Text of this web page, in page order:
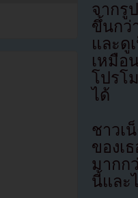
จากรู
ขึ้นกว่
และดู
เหมื
โปรโ
ได้
ชาวเ
ของเ
มากก
นี้และ